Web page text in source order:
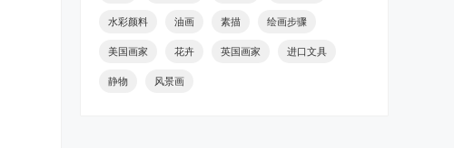
水彩颜料 油画 素描 绘画步骤
美国画家 花卉 英国画家 进口文具
静物 风景画